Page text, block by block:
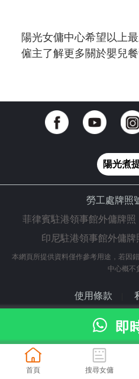
陽光女傭中心希望以上
僱主了解更多關於嬰兒餐
陽光煮
勞工處牌照
菲律賓駐港領事館外傭牌照
印尼駐港領事館外傭牌
本網頁所提供資料僅作參考用途，若因
中心概不
使用條款
© 2024 陽光網（亞洲）
即
首頁 搜尋女傭